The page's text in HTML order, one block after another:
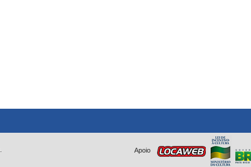
Apoio